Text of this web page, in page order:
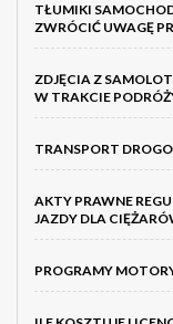
TŁUMIKI
ZWRÓCIĆ UWAGĘ
ZDJĘCIA Z
W TRAKCIE
TRANSPORT
AKTY PRAWNE
JAZDY DLA
PROGRAMY